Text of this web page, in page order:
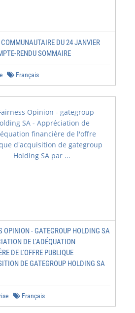
DU 24 JANVIER
RENDU SOMMAIRE
Français
OPINION - GATEGROUP HOLDING SA
DE L'ADÉQUATION
DE L'OFFRE PUBLIQUE
DE GATEGROUP HOLDING SA
Français